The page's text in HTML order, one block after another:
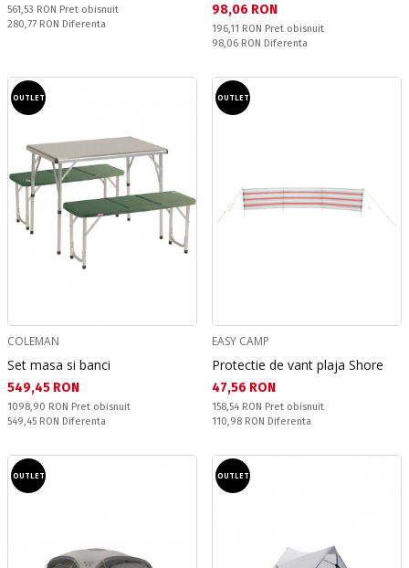
Pret obisnuit:
561,53 RON Pret obisnuit
Спестявате:
280,77 RON Diferenta
Текуща цена:
98,06 RON
Pret obisnuit:
196,11 RON Pret obisnuit
Спестявате:
98,06 RON Diferenta
OUTLET
COLEMAN
Set masa si banci
Текуща цена:
549,45 RON
Pret obisnuit:
1098,90 RON Pret obisnuit
Спестявате:
549,45 RON Diferenta
OUTLET
EASY CAMP
Protectie de vant plaja Shore
Текуща цена:
47,56 RON
Pret obisnuit:
158,54 RON Pret obisnuit
Спестявате:
110,98 RON Diferenta
OUTLET OUTLET